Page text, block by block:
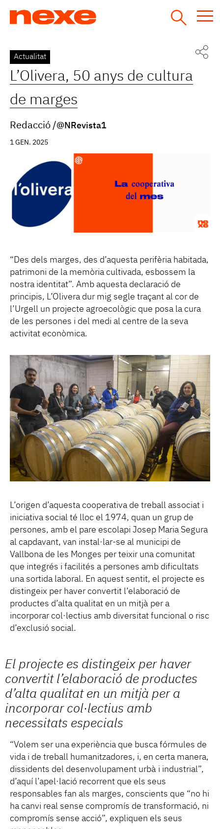
Back
to
top
Actualitat
L’Olivera, 50 anys de cultura
de marges
Redacció @NRevista1
1 GEN. 2025
“Des dels marges, des d’aquesta perifèria habitada,
patrimoni de la memòria cultivada, esbossem la
nostra identitat”. Amb aquesta declaració de
principis, L’Olivera dur mig segle traçant al cor de
l’Urgell un projecte agroecològic que posa la cura
de les persones i del medi al centre de la seva
activitat econòmica.
L’origen d’aquesta cooperativa de treball associat i
iniciativa social té lloc el 1974, quan un grup de
persones, amb el pare escolapi Josep Maria Segura
al capdavant, van instal·lar-se al municipi de
Vallbona de les Monges per teixir una comunitat
que integrés i facilités a persones amb dificultats
una sortida laboral. En aquest sentit, el projecte es
distingeix per haver convertit l’elaboració de
productes d’alta qualitat en un mitjà per a
incorporar col·lectius amb diversitat funcional o risc
d’exclusió social.
El projecte es distingeix per haver
convertit l’elaboració de productes
d’alta qualitat en un mitjà per a
incorporar col·lectius amb
necessitats especials
“Volem ser una experiència que busca fórmules de
vida i de treball humanitzadores, i, en certa manera,
dissidents del desenvolupament urbà i industrial”,
d’aquí l’apel·lació recorrent que els seus
responsables fan als marges, conscients que “no hi
ha canvi real sense compromís de transformació, ni
compromís sense acció”, expliquen els seus